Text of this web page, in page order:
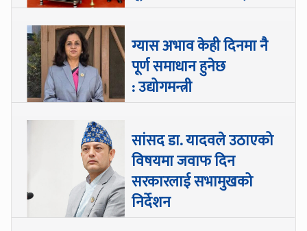
ग्यास अभाव केही दिनमा नै
पूर्ण समाधान हुनेछ
: उद्योगमन्त्री
सांसद डा‍‍. यादवले उठाएको
विषयमा जवाफ दिन
सरकारलाई सभामुखको
निर्देशन